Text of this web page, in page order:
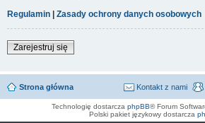
Regulamin | Zasady ochrony danych osobowych
Zarejestruj się
Strona główna Kontakt z nami
Technologię dostarcza phpBB® Forum
Polski pakiet językowy dostarcza